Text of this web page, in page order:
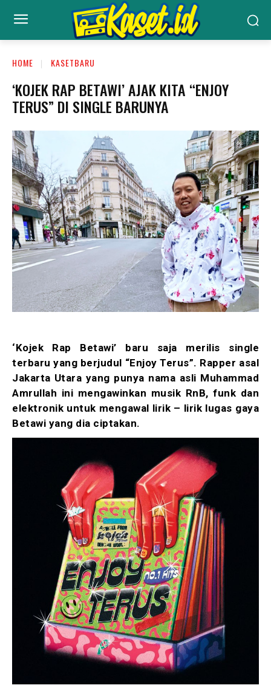
HOME KASETBARU
‘KOJEK RAP BETAWI’ AJAK KITA “ENJOY
TERUS” DI SINGLE BARUNYA
‘Kojek Rap Betawi’ baru saja merilis single
terbaru yang berjudul “Enjoy Terus”. Rapper asal
Jakarta Utara yang punya nama asli Muhammad
Amrullah ini mengawinkan musik RnB, funk dan
elektronik untuk mengawal lirik – lirik lugas gaya
Betawi yang dia ciptakan.